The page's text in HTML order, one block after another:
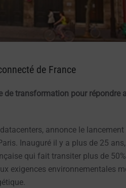
de France
de transformation pour répondre
annonce le
Inauguré il y a plus de 25
qui fait transiter plus de
exigences environnementales